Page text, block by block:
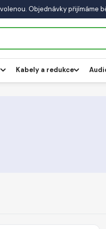
Objednávky přijímáme
Kabely a redukce